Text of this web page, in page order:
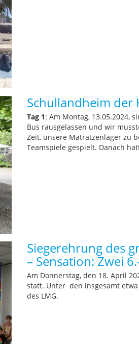
Schullandheim der
Tag 1: Am Montag, 13.05.2024,
Bus rausgelassen und wir
Zeit, unsere Matratzenlager zu
Teamspiele gespielt. Danach
Siegerehrung des
– Sensation: Zwei
Am Donnerstag, den 18. April
statt. Unter den insgesamt
des LMG.